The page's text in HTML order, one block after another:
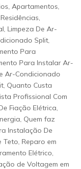
Apartamentos,
Limpeza De Ar-
Split,
Para
Para Instalar Ar-
Ar-Condicionado
Quanto Custa
Profissional Com
Fiação Elétrica,
Quem faz
Instalação De
Reparo em
Elétrico,
de Voltagem em